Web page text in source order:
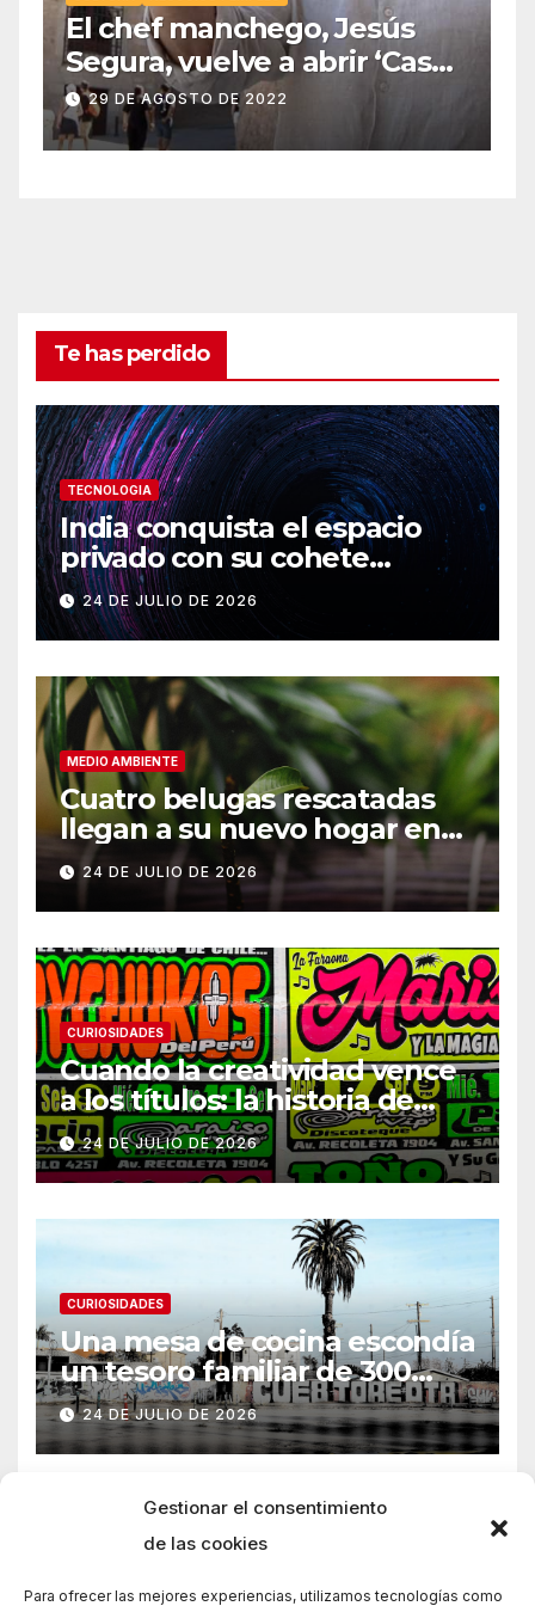
Gestionar el consentimiento
de las cookies
Para ofrecer las mejores experiencias, utilizamos tecnologías como
El chef manchego, Jesús
Segura, vuelve a abrir ‘Casas
Colgadas’, el restaurante
icónico de Cuenca
29 DE AGOSTO DE 2022
Te has perdido
TECNOLOGIA
India conquista el espacio
privado con su cohete
Vikram-1
24 DE JULIO DE 2026
MEDIO AMBIENTE
Cuatro belugas rescatadas
llegan a su nuevo hogar en
Chicago
24 DE JULIO DE 2026
CURIOSIDADES
Cuando la creatividad vence
a los títulos: la historia de
Armani
24 DE JULIO DE 2026
CURIOSIDADES
Una mesa de cocina escondía
un tesoro familiar de 300
años
24 DE JULIO DE 2026